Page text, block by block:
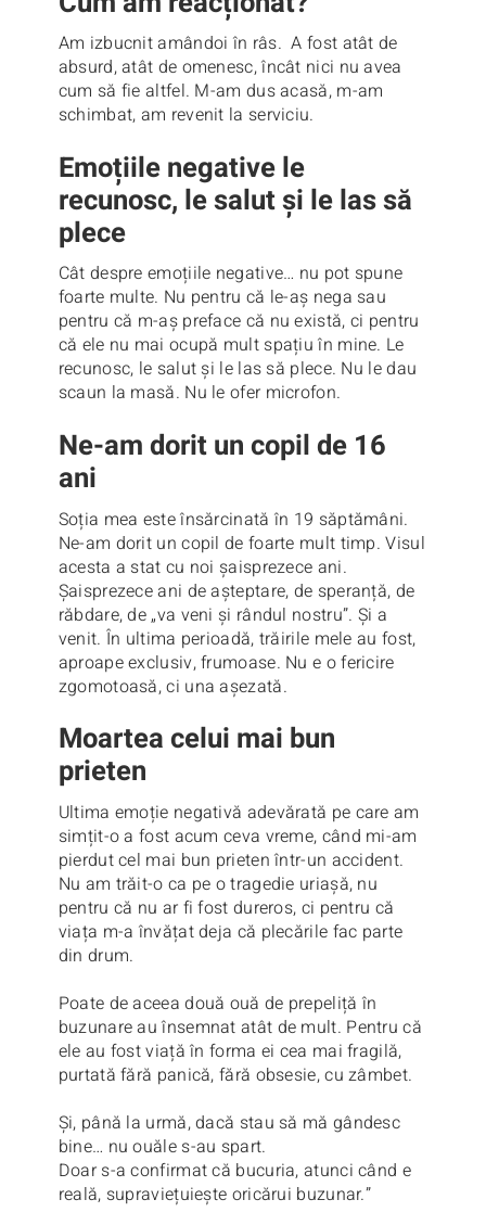
Am izbucnit amândoi în râs. A fost atât de
absurd, atât de omenesc, încât nici nu avea
cum să fie altfel. M-am dus acasă, m-am
schimbat, am revenit la serviciu.
Emoțiile negative le
recunosc, le salut și le las să
plece
Cât despre emoțiile negative… nu pot spune
foarte multe. Nu pentru că le-aș nega sau
pentru că m-aș preface că nu există, ci pentru
că ele nu mai ocupă mult spațiu în mine. Le
recunosc, le salut și le las să plece. Nu le dau
scaun la masă. Nu le ofer microfon.
Ne-am dorit un copil de 16
ani
Soția mea este însărcinată în 19 săptămâni.
Ne-am dorit un copil de foarte mult timp. Visul
acesta a stat cu noi șaisprezece ani.
Șaisprezece ani de așteptare, de speranță, de
răbdare, de „va veni și rândul nostru”. Și a
venit. În ultima perioadă, trăirile mele au fost,
aproape exclusiv, frumoase. Nu e o fericire
zgomotoasă, ci una așezată.
Moartea celui mai bun
prieten
Ultima emoție negativă adevărată pe care am
simțit-o a fost acum ceva vreme, când mi-am
pierdut cel mai bun prieten într-un accident.
Nu am trăit-o ca pe o tragedie uriașă, nu
pentru că nu ar fi fost dureros, ci pentru că
viața m-a învățat deja că plecările fac parte
din drum.
Poate de aceea două ouă de prepeliță în
buzunare au însemnat atât de mult. Pentru că
ele au fost viață în forma ei cea mai fragilă,
purtată fără panică, fără obsesie, cu zâmbet.
Și, până la urmă, dacă stau să mă gândesc
bine… nu ouăle s-au spart.
Doar s-a confirmat că bucuria, atunci când e
reală, supraviețuiește oricărui buzunar.”